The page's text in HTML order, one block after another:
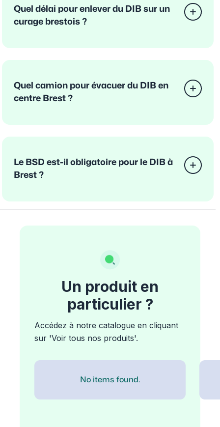
Quel délai pour enlever du DIB sur un
curage brestois ?
Quel camion pour évacuer du DIB en
centre Brest ?
Le BSD est-il obligatoire pour le DIB à
Brest ?
Un produit en
particulier ?
Accédez à notre catalogue en cliquant
sur 'Voir tous nos produits'.
No items found.